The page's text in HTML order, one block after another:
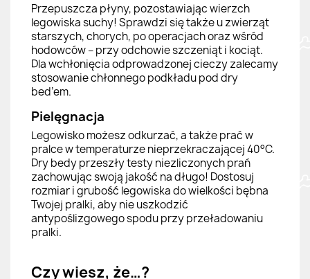
Przepuszcza płyny, pozostawiając wierzch
legowiska suchy! Sprawdzi się także u zwierząt
starszych, chorych, po operacjach oraz wśród
hodowców – przy odchowie szczeniąt i kociąt.
Dla wchłonięcia odprowadzonej cieczy zalecamy
stosowanie chłonnego podkładu pod dry
bed’em.
Pielęgnacja
Legowisko możesz odkurzać, a także prać w
pralce w temperaturze nieprzekraczającej 40°C.
Dry bedy przeszły testy niezliczonych prań
zachowując swoją jakość na długo! Dostosuj
rozmiar i grubość legowiska do wielkości bębna
Twojej pralki, aby nie uszkodzić
antypoślizgowego spodu przy przeładowaniu
pralki.
Czy wiesz, że…?